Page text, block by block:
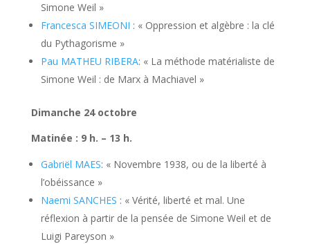
Simone Weil »
Francesca SIMEONI : « Oppression et algèbre : la clé
du Pythagorisme »
Pau MATHEU RIBERA: « La méthode matérialiste de
Simone Weil : de Marx à Machiavel »
Dimanche 24 octobre
Matinée : 9 h. – 13 h.
Gabriël MAES: « Novembre 1938, ou de la liberté à
l’obéissance »
Naemi SANCHES : « Vérité, liberté et mal. Une
réflexion à partir de la pensée de Simone Weil et de
Luigi Pareyson »